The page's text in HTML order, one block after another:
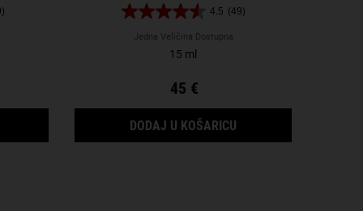
MIDNIGHT RECOVERY OMEGA RICH CLOUD CREAM
4.5 (49)
Jedna Veličina Dostupna
15 ml
45 €
DODAJ U KOŠARICU